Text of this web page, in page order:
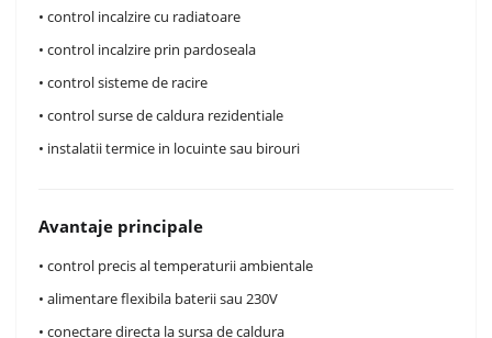
• control incalzire cu radiatoare
• control incalzire prin pardoseala
• control sisteme de racire
• control surse de caldura rezidentiale
• instalatii termice in locuinte sau birouri
Avantaje principale
• control precis al temperaturii ambientale
• alimentare flexibila baterii sau 230V
• conectare directa la sursa de caldura